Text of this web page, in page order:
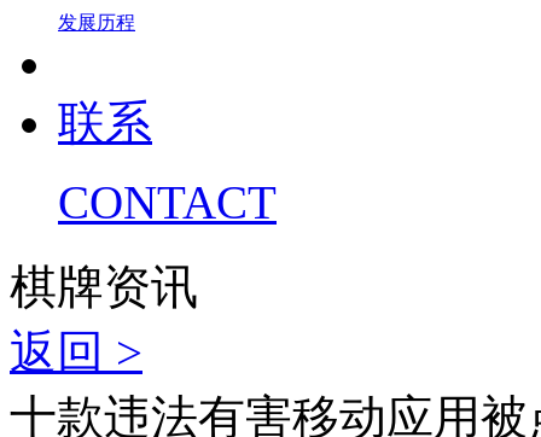
发展历程
联系
CONTACT
棋牌资讯
返回 >
十款违法有害移动应用